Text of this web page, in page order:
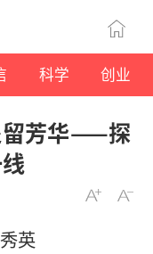
科学 创业
留芳华——探
英